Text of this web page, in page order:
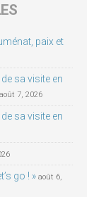
paix et
sa visite en
août 7, 2026
sa visite en
go ! » août 6,